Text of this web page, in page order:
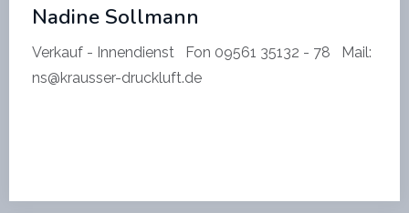
Nadine Sollmann
Verkauf - Innendienst Fon 09561 35132 - 78 Mail:
ns@krausser-druckluft.de